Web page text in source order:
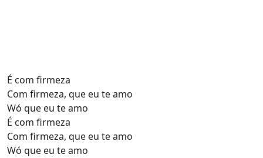
É com firmeza
Com firmeza, que eu te amo
Wó que eu te amo
É com firmeza
Com firmeza, que eu te amo
Wó que eu te amo